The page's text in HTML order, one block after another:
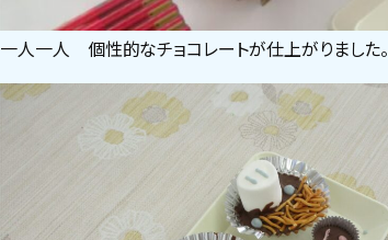
一人一人 個性的なチョコレートが仕上がりました。